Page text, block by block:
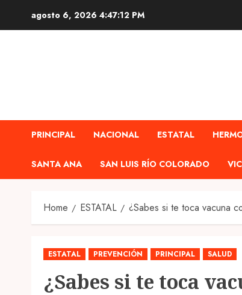
agosto 6, 2026 4:47:13 PM
PRINCIPAL NACIONAL ESTATAL
SANTA ANA SAN LUIS RÍO COLORADO
Home ESTATAL ¿Sabes si te toca vacuna
ESTATAL PREVENCIÓN PRINCIPAL SALUD
¿Sabes si te toca